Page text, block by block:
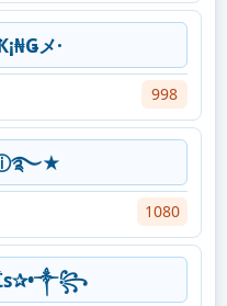
メ·
998
1080